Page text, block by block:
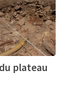
plateau